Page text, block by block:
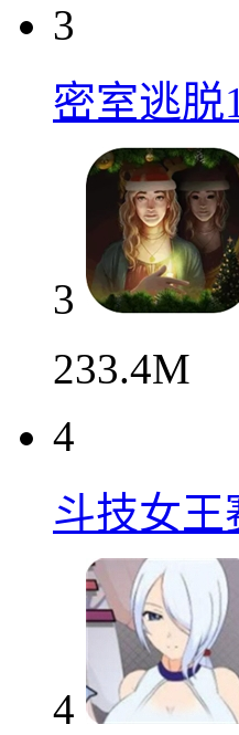
3
密室逃脱
3
233.4M
4
斗技女王
4